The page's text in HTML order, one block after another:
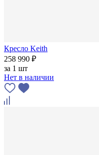
Кресло Keith
258 990 ₽
за 1 шт
Нет в наличии